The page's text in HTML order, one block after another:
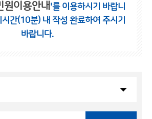
이용안내 '를 이용하시기 바랍니
간(10분) 내 작성 완료하여 주시기
바랍니다.